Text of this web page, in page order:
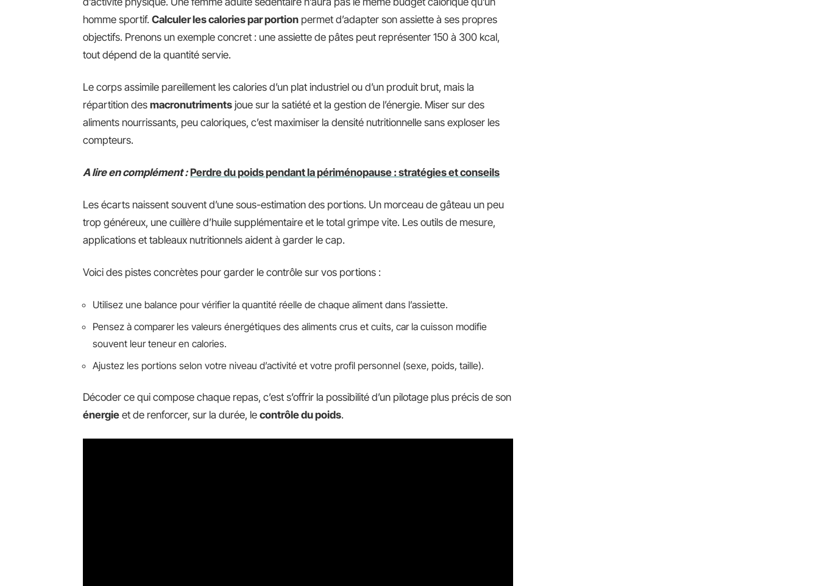
homme sportif. Calculer les calories par portion permet d’adapter son assiette à ses propres
objectifs. Prenons un exemple concret : une assiette de pâtes peut représenter 150 à 300 kcal,
tout dépend de la quantité servie.
Le corps assimile pareillement les calories d’un plat industriel ou d’un produit brut, mais la
répartition des macronutriments joue sur la satiété et la gestion de l’énergie. Miser sur des
aliments nourrissants, peu caloriques, c’est maximiser la densité nutritionnelle sans exploser les
compteurs.
A lire en complément : Perdre du poids pendant la périménopause : stratégies et conseils
Les écarts naissent souvent d’une sous-estimation des portions. Un morceau de gâteau un peu
trop généreux, une cuillère d’huile supplémentaire et le total grimpe vite. Les outils de mesure,
applications et tableaux nutritionnels aident à garder le cap.
Voici des pistes concrètes pour garder le contrôle sur vos portions :
Utilisez une balance pour vérifier la quantité réelle de chaque aliment dans l’assiette.
Pensez à comparer les valeurs énergétiques des aliments crus et cuits, car la cuisson modifie
souvent leur teneur en calories.
Ajustez les portions selon votre niveau d’activité et votre profil personnel (sexe, poids, taille).
Décoder ce qui compose chaque repas, c’est s’offrir la possibilité d’un pilotage plus précis de son
énergie et de renforcer, sur la durée, le contrôle du poids.